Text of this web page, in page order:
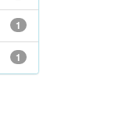
1
1